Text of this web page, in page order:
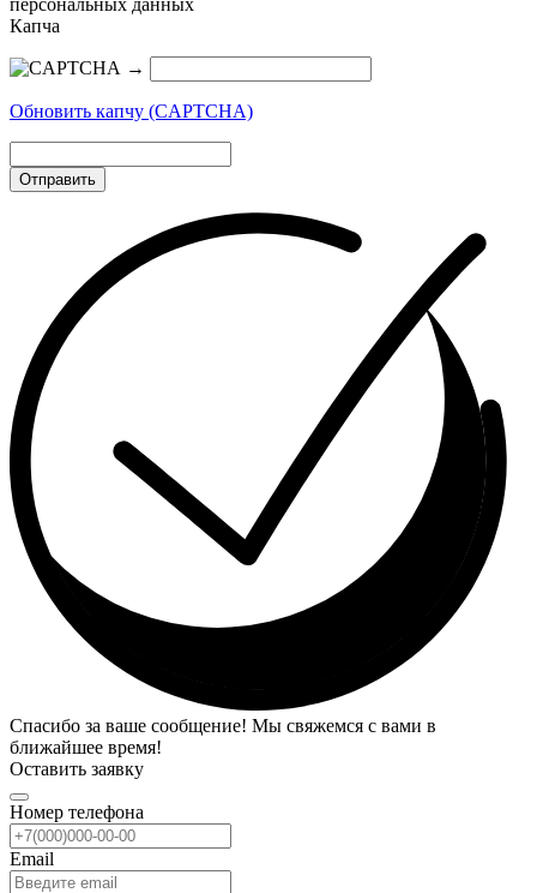
персональных данных
Капча
→
Обновить капчу (CAPTCHA)
Отправить
Спасибо за ваше сообщение! Мы свяжемся с вами в
ближайшее время!
Оставить заявку
Номер телефона
Email